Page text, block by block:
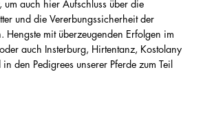
auch hier Aufschluss über die
und die Vererbungssicherheit der
Hengste mit überzeugenden Erfolgen im
auch Insterburg, Hirtentanz, Kostolany
den Pedigrees unserer Pferde zum Teil